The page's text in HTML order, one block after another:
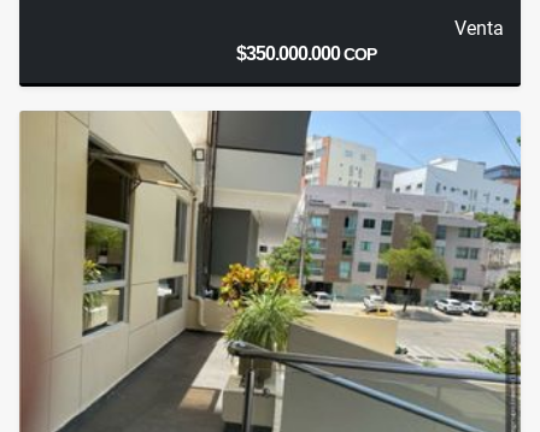
Venta
$350.000.000COP